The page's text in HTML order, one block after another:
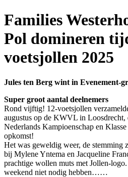
Families
Pol domineren
voetsjollen 2025
Jules ten Berg wint in Evenement-
Super groot aantal deelnemers
Rond vijftig! 12-voetsjollen
augustus op de KWVL in Loosdrecht,
Nederlands Kampioenschap en
opkomst!
Het was geweldig weer, de stemming
bij Mylene Yntema en Jacqueline
prachtige wollen muts met Jollen-
weekend niet nodig hebben……